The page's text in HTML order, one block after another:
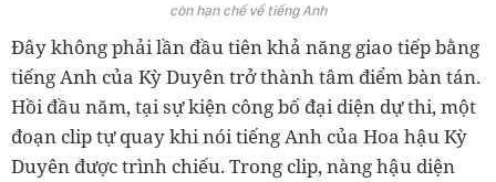
còn hạn chế về tiếng Anh
Đây không phải lần đầu tiên khả năng giao tiếp bằng
tiếng Anh của Kỳ Duyên trở thành tâm điểm bàn tán.
Hồi đầu năm, tại sự kiện công bố đại diện dự thi, một
đoạn clip tự quay khi nói tiếng Anh của Hoa hậu Kỳ
Duyên được trình chiếu. Trong clip, nàng hậu diện